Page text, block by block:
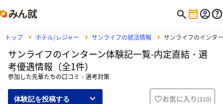
トップ ホテル/レジャー サンライフの就活情報 サンライフのインタ
サンライフのインターン体験記一覧-内定直結・選
考優遇情報（全1件）
参加した先輩たちの口コミ・選考対策
体験記を投稿する お気に入り (310)